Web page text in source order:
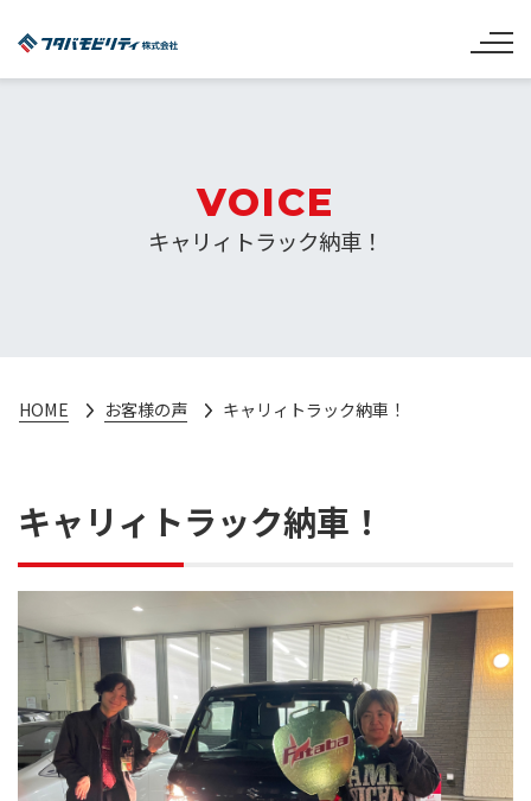
VOICE
キャリィトラック納車！
HOME お客様の声 キャリィトラック納車！
キャリィトラック納車！